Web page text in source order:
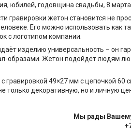
юбилей, годовщина свадьбы, 8
гравировки жетон становится не
Его можно использовать как
с логотипом компании.
изделию универсальность – он
образами. Жетон подойдёт людям
гравировкой 49×27 мм с цепочкой
только декоративную, но и личную
Мы рады